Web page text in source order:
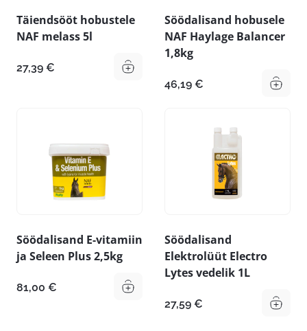
Täiendsööt hobustele
NAF melass 5l
27,39 €
Söödalisand hobusele
NAF Haylage Balancer
1,8kg
46,19 €
Söödalisand E-vitamiin
ja Seleen Plus 2,5kg
81,00 €
Söödalisand
Elektrolüüt Electro
Lytes vedelik 1L
27,59 €